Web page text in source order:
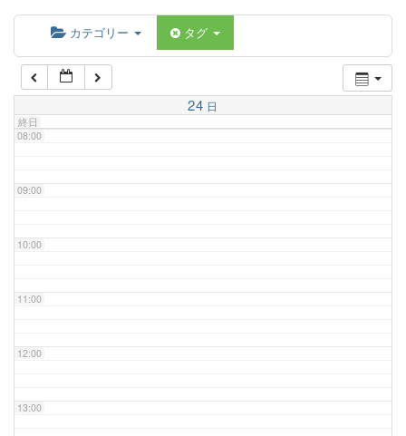
カテゴリー タグ
24 日
終日
07:00
08:00
09:00
10:00
11:00
12:00
13:00